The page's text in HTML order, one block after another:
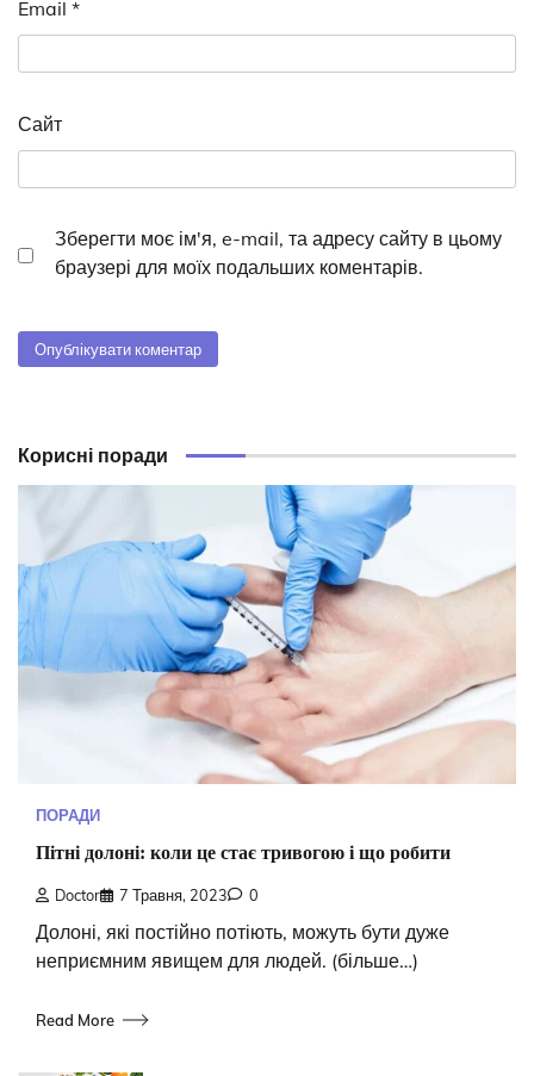
Email *
Сайт
Зберегти моє ім'я, e-mail, та адресу сайту в цьому
браузері для моїх подальших коментарів.
Корисні поради
ПОРАДИ
Пітні долоні: коли це стає тривогою і що робити
Doctor 7 Травня, 2023 0
Долоні, які постійно потіють, можуть бути дуже
неприємним явищем для людей. (більше…)
Read More